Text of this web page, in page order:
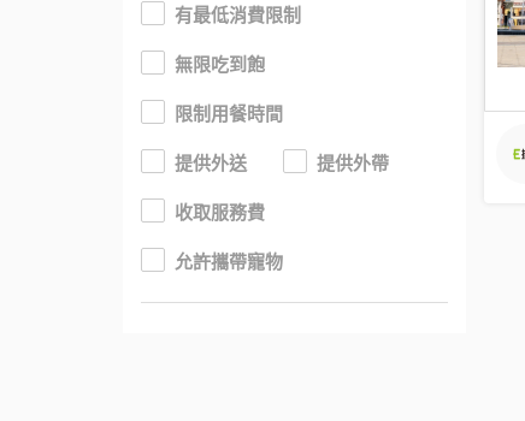
有最低消費限制
無限吃到飽
限制用餐時間
提供外送 提供外帶
收取服務費
允許攜帶寵物